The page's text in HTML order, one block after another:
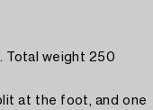
Total weight 250
at the foot, and one